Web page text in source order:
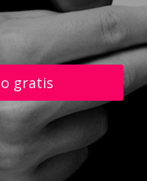
gratis